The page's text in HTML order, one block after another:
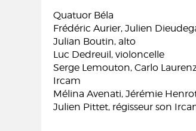
Quatuor Béla
Frédéric Aurier, Julien
Julian Boutin, alto
Luc Dedreuil, violoncelle
Serge Lemouton, Carlo
Ircam
Mélina Avenati, Jérémie
Julien Pittet, régisseur son